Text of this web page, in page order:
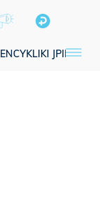
ENCYKLIKI JPII